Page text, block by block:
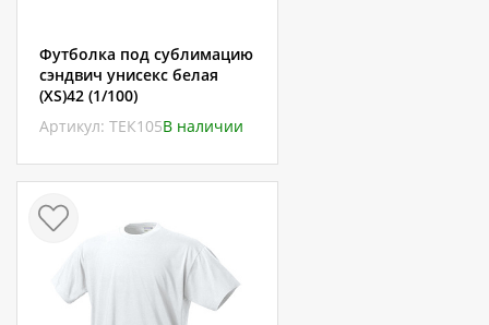
Футболка под сублимацию
сэндвич унисекс белая
(XS)42 (1/100)
Артикул: ТЕК105В наличии